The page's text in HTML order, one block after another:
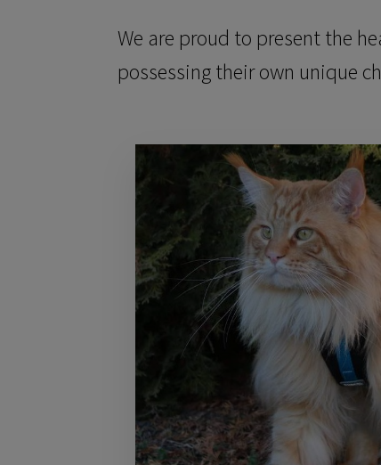
We are proud to present the
possessing their own unique